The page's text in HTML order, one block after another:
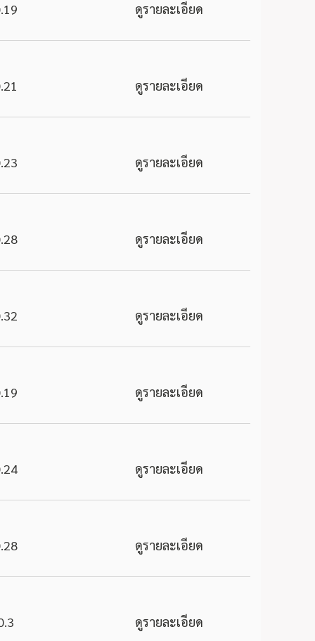
ดูรายละเอียด
ดูรายละเอียด
ดูรายละเอียด
ดูรายละเอียด
ดูรายละเอียด
ดูรายละเอียด
ดูรายละเอียด
ดูรายละเอียด
ดูรายละเอียด